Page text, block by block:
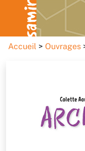
Accueil Ouvrages